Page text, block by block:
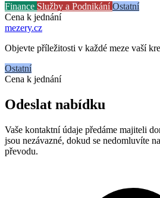
Finance Služby a PodnikáníOstatní
Cena k jednání
mezery.cz
Objevte příležitosti v každé meze vaší
Ostatní
Cena k jednání
Odeslat nabídku
Vaše kontaktní údaje předáme majiteli
jsou nezávazné, dokud se nedomluvíte
převodu.